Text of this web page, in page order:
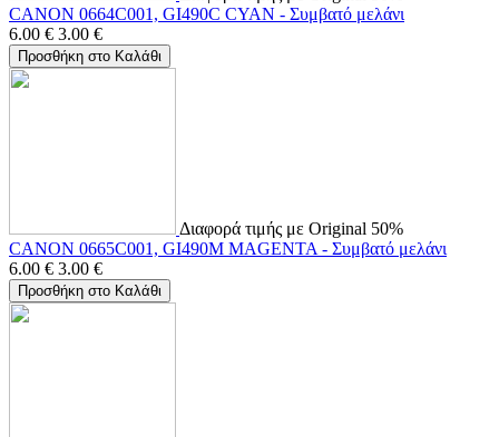
CANON 0664C001, GI490C CYAN - Συμβατό μελάνι
6.00 € 3.00 €
Προσθήκη στο Καλάθι
Διαφορά τιμής με Original 50%
CANON 0665C001, GI490M MAGENTA - Συμβατό μελάνι
6.00 € 3.00 €
Προσθήκη στο Καλάθι